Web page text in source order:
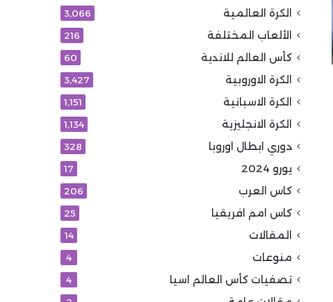
الكرة العالمية 3٬066
الألعاب المختلفة 216
كأس العالم للاندية 60
الكرة الاوروبية 3٬427
الكرة الاسبانية 1٬151
الكرة الانجليزية 1٬134
دوري ابطال اوروبا 328
يورو 2024 17
كاس العرب 206
كاس امم افريقيا 25
المقالات 14
منوعات 4
تصفيات كأس العالم اسيا 4